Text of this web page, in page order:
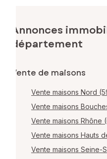
Annonces
département
Vente de maisons
Vente maisons Nord
Vente maisons
Vente maisons Rhône
Vente maisons Hauts
Vente maisons Seine-